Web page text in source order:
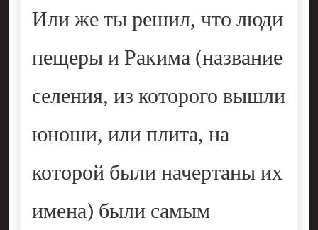
Или же ты решил, что люди
пещеры и Ракима (название
селения, из которого вышли
юноши, или плита, на
которой были начертаны их
имена) были самым